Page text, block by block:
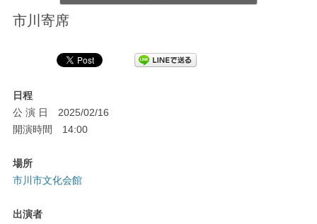
市川寄席
日程
公 演 日 2025/02/16
開演時間 14:00
場所
市川市文化会館
出演者